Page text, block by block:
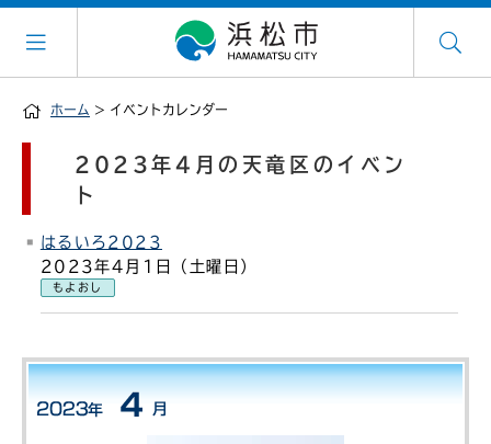
ホーム > イベントカレンダー
2023年4月の天竜区のイベン
ト
はるいろ2023
2023年4月1日（土曜日）
もよおし